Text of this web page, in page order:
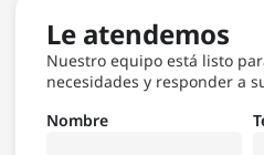
Le atendemos
Nuestro equipo está listo
necesidades y responder a
Nombre